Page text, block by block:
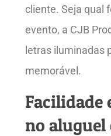
cliente. Seja qual
evento, a CJB
letras iluminadas
memorável.
Facilidade
no aluguel